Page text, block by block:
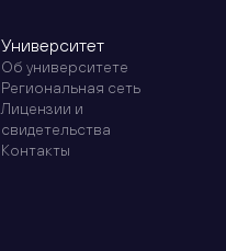
Университет
Об университете
Региональная сеть
Лицензии и
свидетельства
Контакты